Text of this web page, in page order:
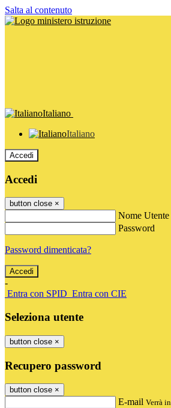
Salta al contenuto
Italiano
Italiano
Accedi
Accedi
button close ×
Nome Utente
Password
Password dimenticata?
-
Entra con SPID Entra con CIE
Seleziona utente
button close ×
Recupero password
button close ×
E-mail Verrà